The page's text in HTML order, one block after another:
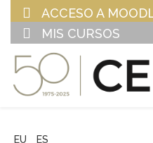
ACCESO A
MIS CURSOS
EU ES